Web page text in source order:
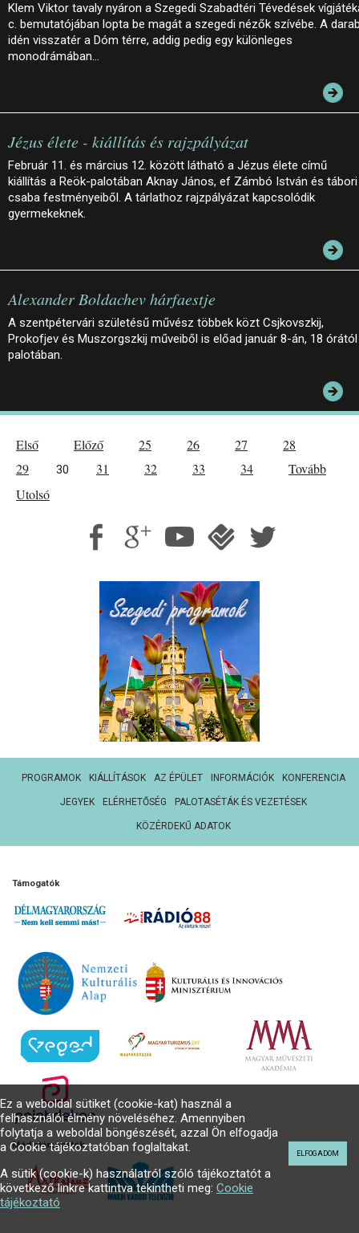
Klem Viktor tavaly nyáron a Szegedi Szabadtéri Tévedések
c. bemutatójában lopta be magát a szegedi nézők szívébe. A
idén visszatér a Dóm térre, addig pedig egy különleges
monodrámában…
Jézus élete - kiállítás és rajzpályázat
Február 11. és március 12. között látható a Jézus élete című
kiállítás a Reök-palotában Aknay János, ef Zámbó István és tábori
csaba festményeiből. A tárlathoz rajzpályázat kapcsolódik
gyermekeknek.
Alexander Boldachev hárfaestje
A szentpétervári születésű művész többek közt Csjkovszkij,
Prokofjev és Muszorgszkij műveiből is előad január 8-án, 18
palotában.
Első Előző 25 26 27
28
29
30 31 32 33 34
Tovább
Utolsó
PROGRAMOK KIÁLLÍTÁSOK AZ ÉPÜLET INFORMÁCIÓK KONFERENCIA
JEGYEK ELÉRHETŐSÉG PALOTASÉTÁK ÉS VEZETÉSEK
KÖZÉRDEKŰ ADATOK
Támogatók
Médiatámogatók
Ez a weboldal sütiket (cookie-kat) használ a
felhasználói élmény növeléséhez. Amennyiben
folytatja a weboldal böngészését, azzal Ön elfogadja
a Cookie tájékoztatóban foglaltakat.
A sütik (cookie-k) használatról szóló tájékoztatót a
következő linkre kattintva tekintheti meg: Cookie
tájékoztató
ELFOGADOM